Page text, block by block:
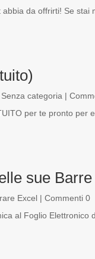
da offrirti! Se stai
Senza categoria |
per te pronto per
sue Barre
Excel| Commenti 0
al Foglio Elettronico